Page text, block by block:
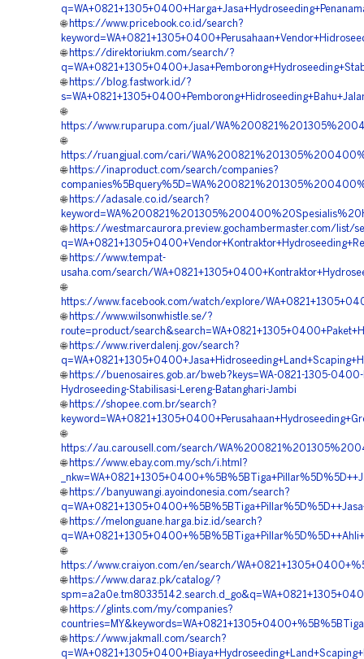
🌐 https://www.pricebook.co.id/search?
🌐 https://direktoriukm.com/search/?
🌐 https://blog.fastwork.id/?
🌐
https://www.ruparupa.com/jual/
🌐
https://ruangjual.com/cari/
🌐 https://inaproduct.com/search/companies?
🌐 https://adasale.co.id/search?
🌐 https://westmarcaurora.preview.gochambermaster.com/list/
🌐 https://www.tempat-
usaha.com/search/
🌐
https://www.facebook.com/watch/explore/
🌐 https://www.wilsonwhistle.se/?
route=product/
🌐 https://www.riverdalenj.gov/search?
🌐 https://buenosaires.gob.ar/bweb?keys=WA-0821-1305-0400-
Hydroseeding-Stabilisasi-Lereng-Batanghari-Jambi
🌐 https://shopee.com.br/search?
🌐
https://au.carousell.com/search/
🌐 https://www.ebay.com.my/sch/i.html?
🌐 https://banyuwangi.ayoindonesia.com/search?
🌐 https://melonguane.harga.biz.id/search?
🌐
https://www.craiyon.com/en/search/
🌐 https://www.daraz.pk/catalog/?
🌐 https://glints.com/my/companies?
🌐 https://www.jakmall.com/search?